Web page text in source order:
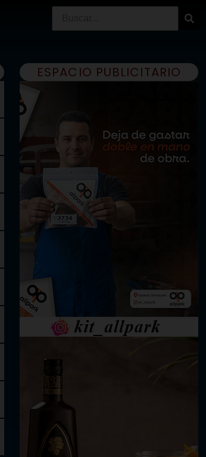
ESPACIO PUBLICITARIO